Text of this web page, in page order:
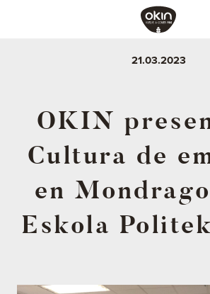
21.03.2023
OKIN
Cultura de
en
Eskola